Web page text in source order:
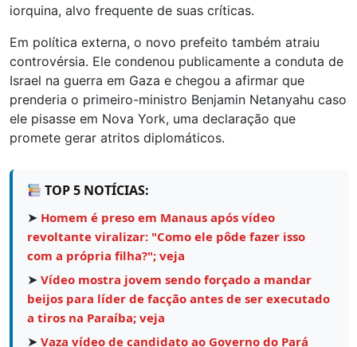
iorquina, alvo frequente de suas críticas.
Em política externa, o novo prefeito também atraiu
controvérsia. Ele condenou publicamente a conduta de
Israel na guerra em Gaza e chegou a afirmar que
prenderia o primeiro-ministro Benjamin Netanyahu caso
ele pisasse em Nova York, uma declaração que
promete gerar atritos diplomáticos.
TOP 5 NOTÍCIAS:
➤ Homem é preso em Manaus após vídeo
revoltante viralizar: "Como ele pôde fazer isso
com a própria filha?"; veja
➤ Vídeo mostra jovem sendo forçado a mandar
beijos para líder de facção antes de ser executado
a tiros na Paraíba; veja
➤ Vaza vídeo de candidato ao Governo do Pará